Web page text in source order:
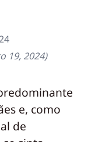
19, 2024)
e, como
de